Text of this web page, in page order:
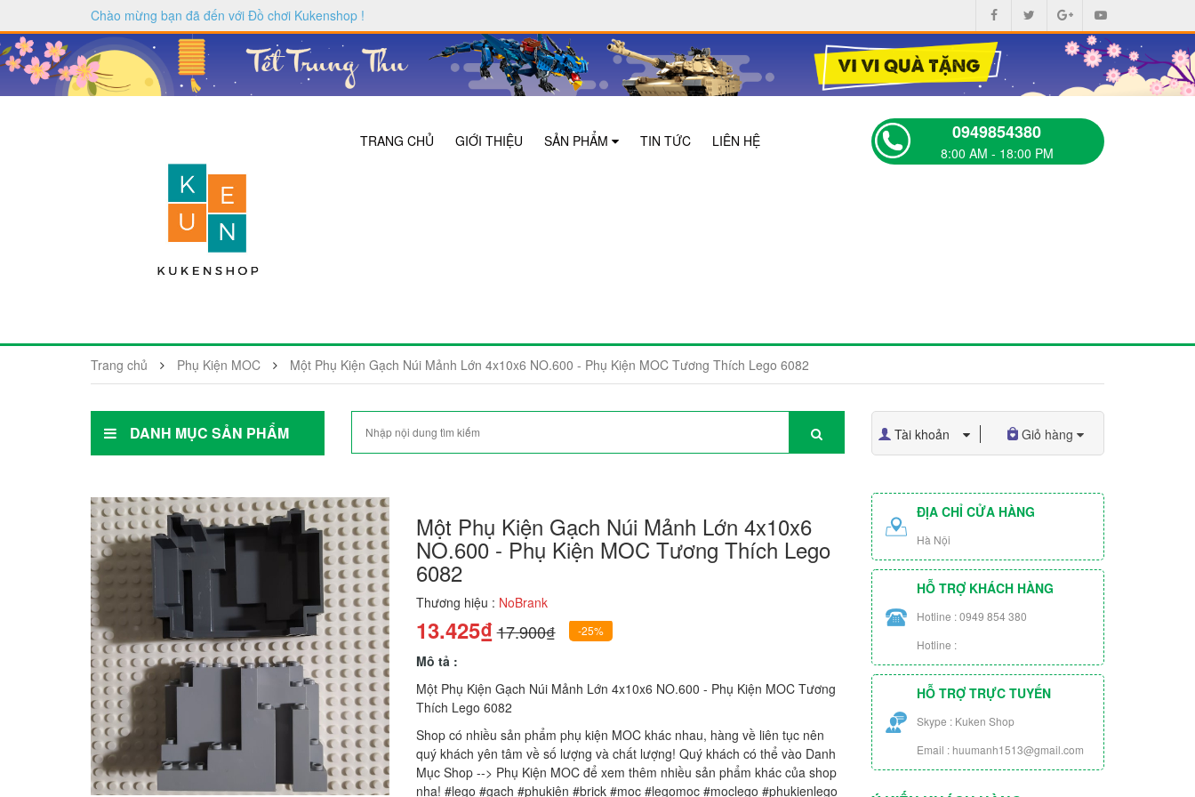
Chào mừng bạn đã đến với Đồ chơi Kukenshop !
TRANG CHỦ GIỚI THIỆU SẢN PHẨM TIN TỨC LIÊN HỆ 0949854380
8:00 AM - 18:00 PM
Trang chủ Phụ Kiện MOC Một Phụ Kiện Gạch Núi Mảnh Lớn 4x10x6 NO.600 - Phụ Kiện MOC Tương Thích Lego 6082
DANH MỤC SẢN PHẨM Tài khoản Giỏ hàng
Một Phụ Kiện Gạch Núi Mảnh Lớn 4x10x6
NO.600 - Phụ Kiện MOC Tương Thích Lego
6082
Thương hiệu : NoBrank
13.425₫17.900₫ -25%
Mô tả :
Một Phụ Kiện Gạch Núi Mảnh Lớn 4x10x6 NO.600 - Phụ Kiện MOC Tương
Thích Lego 6082
Shop có nhiều sản phẩm phụ kiện MOC khác nhau, hàng về liên tục nên
quý khách yên tâm về số lượng và chất lượng! Quý khách có thể vào Danh
Mục Shop --> Phụ Kiện MOC để xem thêm nhiều sản phẩm khác của shop
nha! #lego #gạch #phụkiện #brick #moc #legomoc #moclego #phukienlego
ĐỊA CHỈ CỬA HÀNG
Hà Nội
HỖ TRỢ KHÁCH HÀNG
Hotline : 0949 854 380
Hotline :
HỖ TRỢ TRỰC TUYẾN
Skype : Kuken Shop
Email : huumanh1513@gmail.com